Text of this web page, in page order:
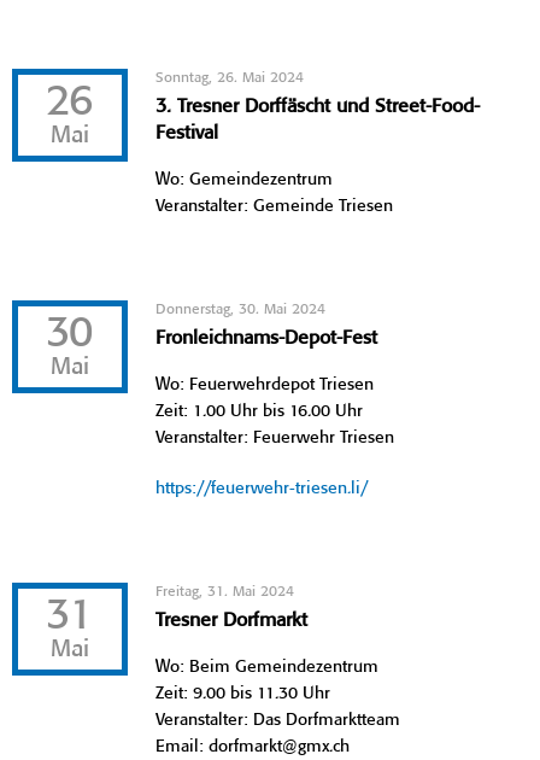
26
Mai
Sonntag, 26. Mai 2024
3. Tresner Dorffäscht und Street-Food-
Festival
Wo: Gemeindezentrum
Veranstalter: Gemeinde Triesen
30
Mai
Donnerstag, 30. Mai 2024
Fronleichnams-Depot-Fest
Wo: Feuerwehrdepot Triesen
Zeit: 1.00 Uhr bis 16.00 Uhr
Veranstalter: Feuerwehr Triesen
https://feuerwehr-triesen.li/
31
Mai
Freitag, 31. Mai 2024
Tresner Dorfmarkt
Wo: Beim Gemeindezentrum
Zeit: 9.00 bis 11.30 Uhr
Veranstalter: Das Dorfmarktteam
Email: dorfmarkt@gmx.ch